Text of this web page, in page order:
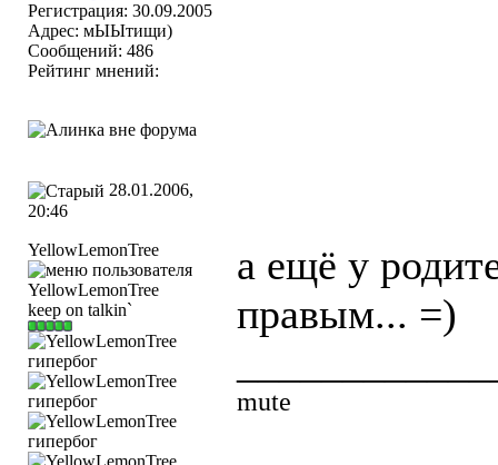
Регистрация: 30.09.2005
Адрес: мЫЫтищи)
Сообщений: 486
Рейтинг мнений:
28.01.2006,
20:46
YellowLemоnTree
keep on talkin`
а ещё у
правым... =)
mute